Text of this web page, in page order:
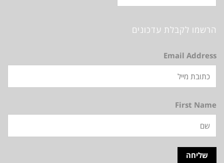
הרשמו לקבלת עדכונים
Email Address
First Name